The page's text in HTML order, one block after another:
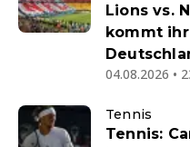
Lions vs.
kommt
04.08.2026 •
Tennis
Tennis: